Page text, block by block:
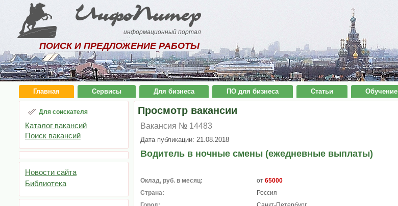
ИнфоПитер
информационный портал
ПОИСК И ПРЕДЛОЖЕНИЕ РАБОТЫ
Главная Сервисы Для бизнеса ПО для бизнеса Статьи Обучение
Для соискателя
Каталог вакансий
Поиск вакансий
Новости сайта
Библиотека
Просмотр вакансии
Вакансия № 14483
Дата публикации: 21.08.2018
Водитель в ночные смены (ежедневные выплаты)
Оклад, руб. в месяц: от 65000
Страна:
Россия